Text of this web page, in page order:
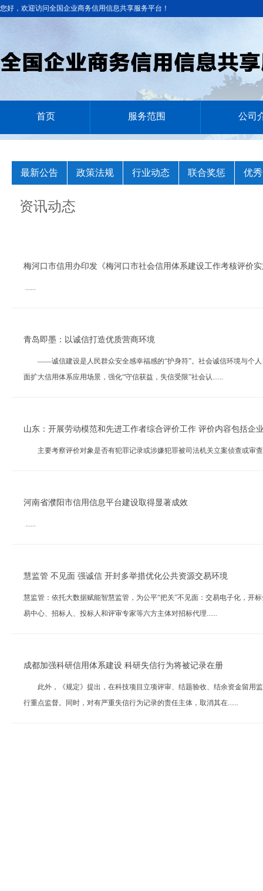
您好，欢迎访问全国企业商务信用信息共享服务平台！
首页 服务范围 公司
最新公告 政策法规 行业动态 联合奖惩 优
资讯动态
梅河口市信用办印发《梅河口市社会信用体系建设工作考核评价
......
青岛即墨：以诚信打造优质营商环境
——诚信建设是人民群众安全感幸福感的“护身符”。社会诚信环境与个人
面扩大信用体系应用场景，强化“守信获益，失信受限”社会认......
山东：开展劳动模范和先进工作者综合评价工作 评价内容包括企
主要考察评价对象是否有犯罪记录或涉嫌犯罪被司法机关立案侦查或审
河南省濮阳市信用信息平台建设取得显著成效
......
慧监管 不见面 强诚信 开封多举措优化公共资源交易环境
慧监管：依托大数据赋能智慧监管，为公平“把关”不见面：交易电子化，
易中心、招标人、投标人和评审专家等六方主体对招标代理......
成都加强科研信用体系建设 科研失信行为将被记录在册
此外，《规定》提出，在科技项目立项评审、结题验收、结余资金留用
行重点监督。同时，对有严重失信行为记录的责任主体，取消其在......